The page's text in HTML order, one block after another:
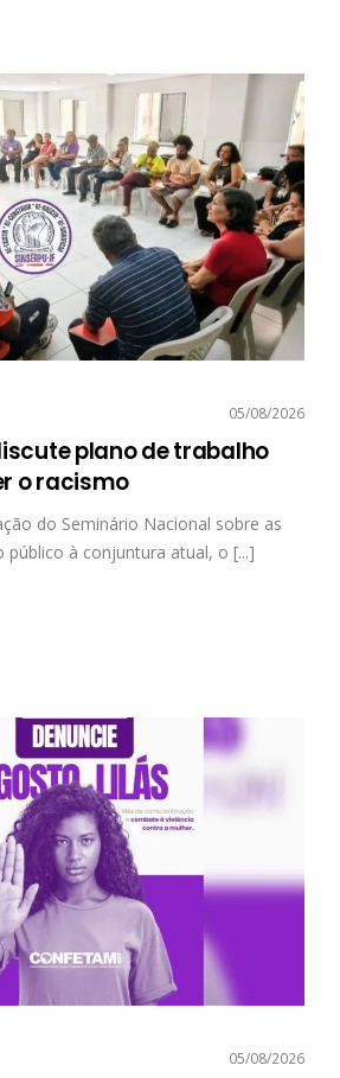
05/08/2026
plano de trabalho
o racismo
do Seminário Nacional sobre as
público à conjuntura atual, o [...]
05/08/2026